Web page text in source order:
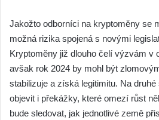
Jakožto odborníci na kryptoměny se
možná rizika spojená s novými
Kryptoměny již dlouho čelí výzvám v
avšak rok 2024 by mohl být
stabilizuje a získá legitimitu. Na
objevit i překážky, které omezí růst
bude sledovat, jak jednotlivé země